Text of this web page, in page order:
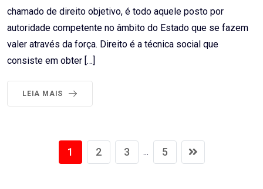
chamado de direito objetivo, é todo aquele posto por
autoridade competente no âmbito do Estado que se fazem
valer através da força. Direito é a técnica social que
consiste em obter […]
LEIA MAIS
1 2 3 ... 5